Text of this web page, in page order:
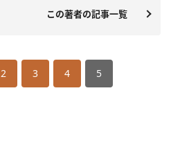
この著者の記事一覧
2 3 4 5